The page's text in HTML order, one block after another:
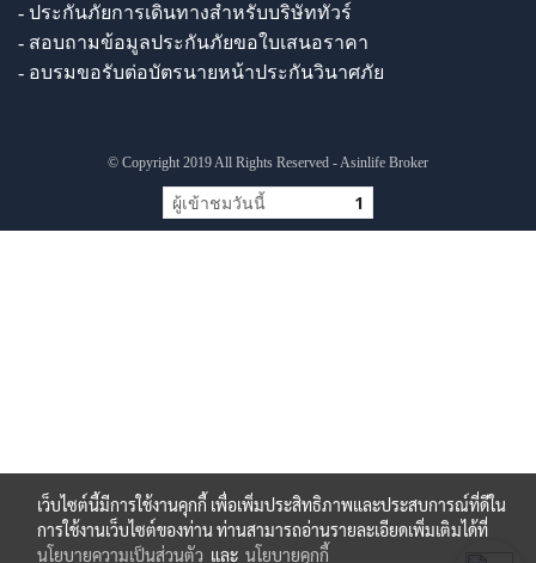
- ประกันภัยการเดินทางสำหรับบริษัททัวร์
- สอบถามข้อมูลประกันภัยขอใบเสนอราคา
- อบรมขอรับต่อบัตรนายหน้าประกันวินาศภัย
© Copyright 2019 All Rights Reserved - Asinlife Broker
ผู้เข้าชมวันนี้ 1
เว็บไซต์นี้มีการใช้งานคุกกี้ เพื่อเพิ่มประสิทธิภาพและประสบการณ์ที่ดีใน
การใช้งานเว็บไซต์ของท่าน ท่านสามารถอ่านรายละเอียดเพิ่มเติมได้ที่
นโยบายความเป็นส่วนตัว และ นโยบายคุกกี้